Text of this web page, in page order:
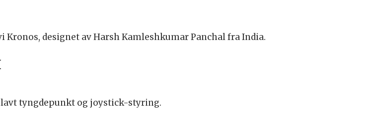
designet av Harsh Kamleshkumar Panchal fra India.
lavt tyngdepunkt og joystick-styring.